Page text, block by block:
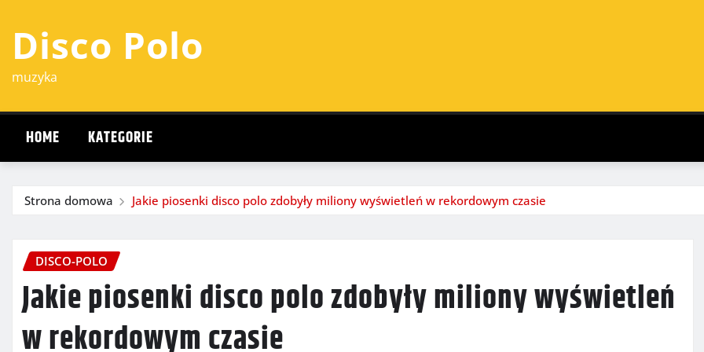
treściDisco Polo
muzyka
HOME KATEGORIE
Strona domowa Jakie piosenki disco polo zdobyły miliony wyświetleń w rekordowym czasie
DISCO-POLO
Jakie piosenki disco polo zdobyły miliony wyświetleń
w rekordowym czasie